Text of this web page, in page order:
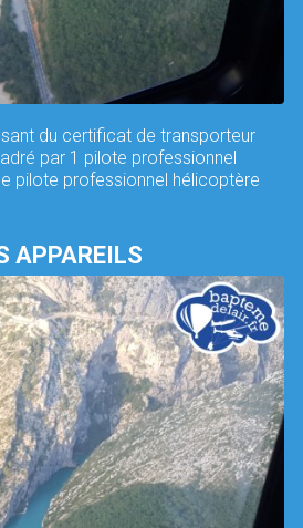
du certificat de transporteur
par 1 pilote professionnel
pilote professionnel hélicoptère
APPAREILS